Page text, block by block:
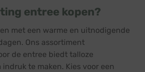
entree kopen?
met een warme en uitnodigende
Ons assortiment
de entree biedt talloze
te maken. Kies voor een